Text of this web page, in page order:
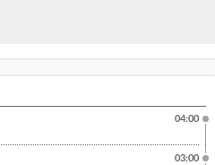
04:00
03:00